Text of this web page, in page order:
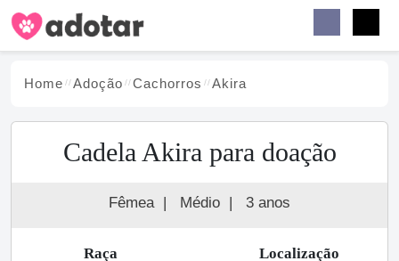
Home Adoção Cachorros Akira
Cadela Akira para doação
Fêmea | Médio | 3 anos
Raça
Localização